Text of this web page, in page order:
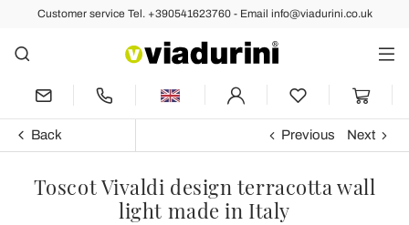
Customer service Tel. +390541623760 - Email info@viadurini.co.uk
Back Previous Next
Toscot Vivaldi design terracotta wall
light made in Italy